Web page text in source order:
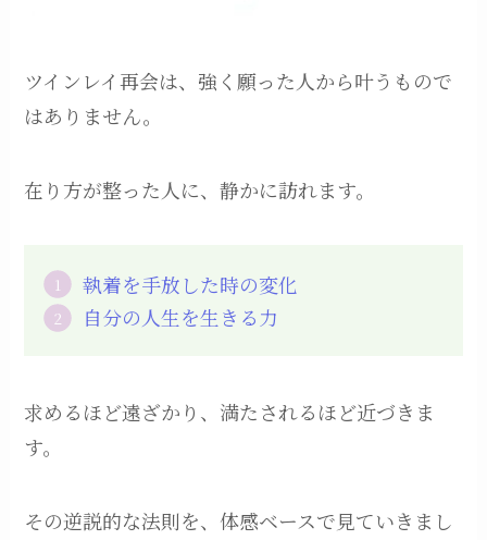
ツインレイ再会は、強く願った人から叶うもので
はありません。
在り方が整った人に、静かに訪れます。
執着を手放した時の変化
自分の人生を生きる力
求めるほど遠ざかり、満たされるほど近づきま
す。
その逆説的な法則を、体感ベースで見ていきまし